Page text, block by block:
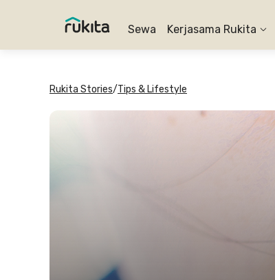
Sewa Kerjasama Rukita
Rukita Stories/Tips & Lifestyle